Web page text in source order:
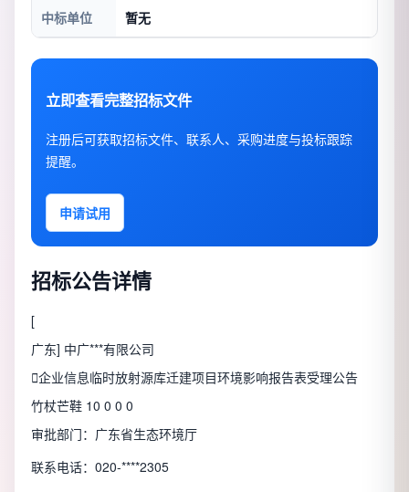
中标单位 暂无
立即查看完整招标文件
注册后可获取招标文件、联系人、采购进度与投标跟踪
提醒。
申请试用
招标公告详情
[
广东] 中广***有限公司
企业信息临时放射源库迁建项目环境影响报告表受理公告
竹杖芒鞋 10 0 0 0
审批部门：广东省生态环境厅
联系电话：020-****2305